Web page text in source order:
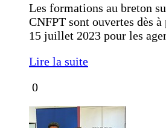
Les formations au breton
CNFPT sont ouvertes dès
15 juillet 2023 pour les
Lire la suite
0